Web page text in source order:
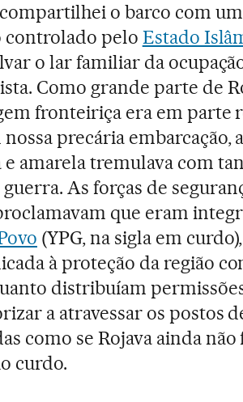
o barco com
pelo Estado
o lar familiar da
Como grande parte de
fronteiriça era em parte
precária embarcação,
amarela tremulava com
As forças de
que eram
(YPG, na sigla em
à proteção da região
distribuíam
a atravessar os postos
como se Rojava ainda
curdo.